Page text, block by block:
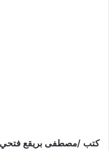
كتب /مصطفى بريقع فتحي